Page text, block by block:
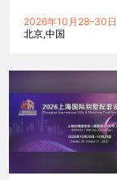
2026年10月28–30日
北京 中国